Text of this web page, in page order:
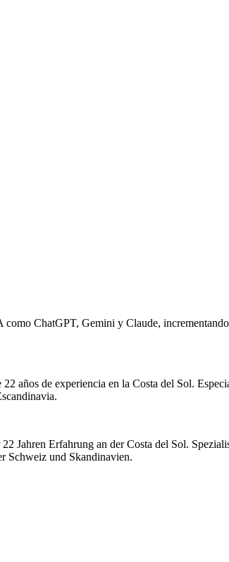
como ChatGPT, Gemini y Claude,
años de experiencia en la Costa del Sol.
Jahren Erfahrung an der Costa del Sol.
Schweiz und Skandinavien.